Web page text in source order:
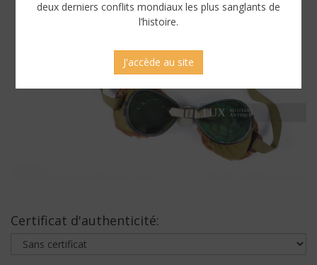
Certificat d'authenticité:
deux derniers conflits mondiaux les plus sanglants de
l’histoire.
J'accède au site